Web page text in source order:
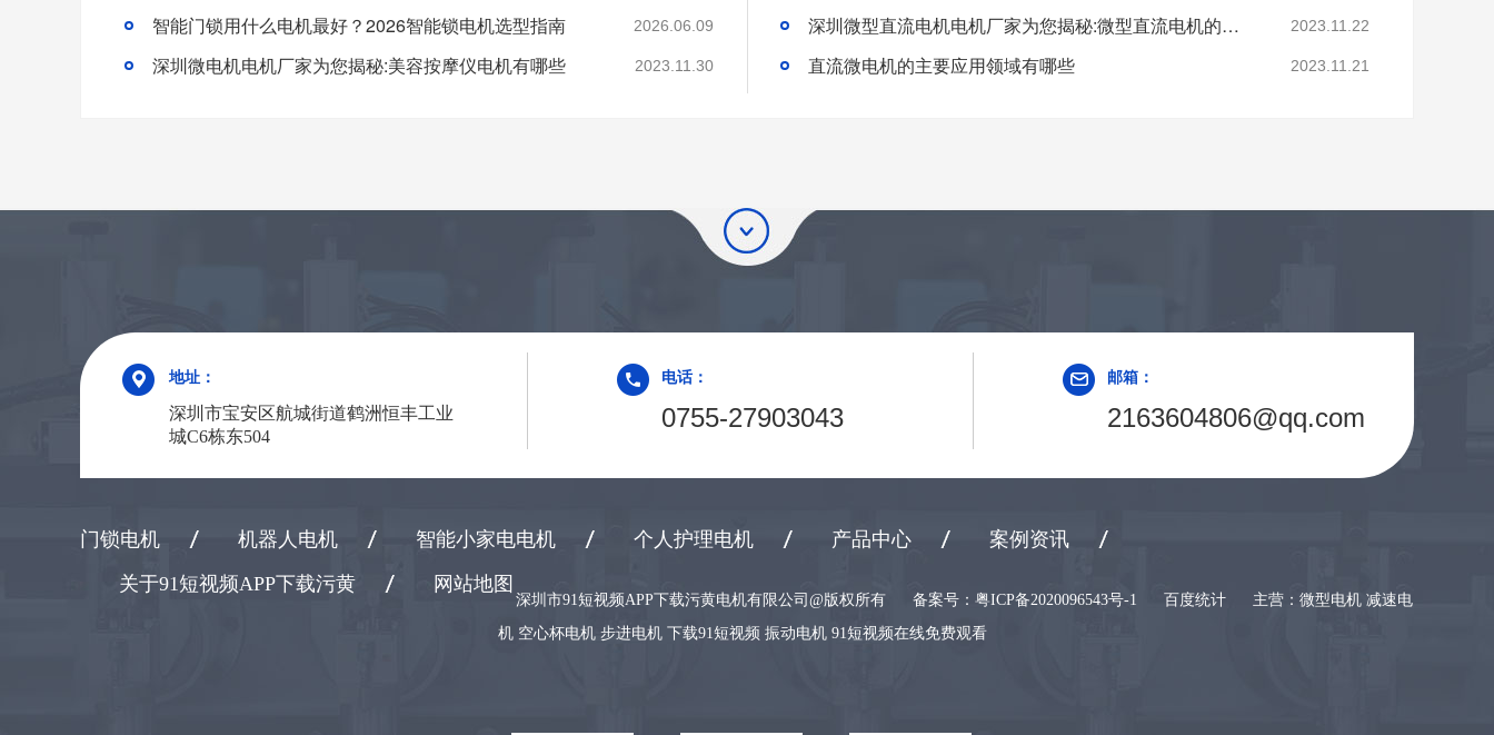
智能门锁用什么电机最好？2026智能锁电机选型指南 2026.06.09
深圳微电机电机厂家为您揭秘:美容按摩仪电机有哪些 2023.11.30
深圳微型直流电机电机厂家为您揭秘:微型直流电机的营销定位 2023.11.22
直流微电机的主要应用领域有哪些 2023.11.21
地址：
深圳市宝安区航城街道鹤洲恒丰工业
城C6栋东504
电话：
0755-27903043
邮箱：
2163604806@qq.com
门锁电机 机器人电机 智能小家电电机 个人护理电机 产品中心
案例资讯
关于91短视频APP下载污黄
网站地图
深圳市91短视频APP下载污黄电机有限公司@版权所有 备案号： 粤ICP备2020096543号-1 百度统计
主营：微型电机 减速电
机 空心杯电机 步进电机 下载91短视频 振动电机 91短视频在线免费观看